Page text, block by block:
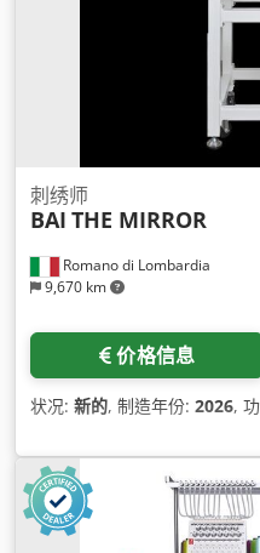
Romano di Lombardia
9,670 km
刺绣师
BAI THE MIRROR
价格信息
状况: 新的, 制造年份: 2026,